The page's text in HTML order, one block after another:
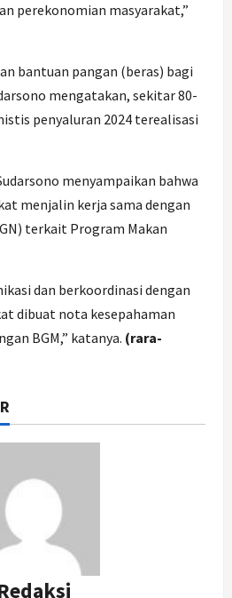
perekonomian masyarakat,”
bantuan pangan (beras) bagi
mengatakan, sekitar 80-
penyaluran 2024 terealisasi
menyampaikan bahwa
menjalin kerja sama dengan
terkait Program Makan
dan berkoordinasi dengan
dibuat nota kesepahaman
BGM,” katanya. (rara-